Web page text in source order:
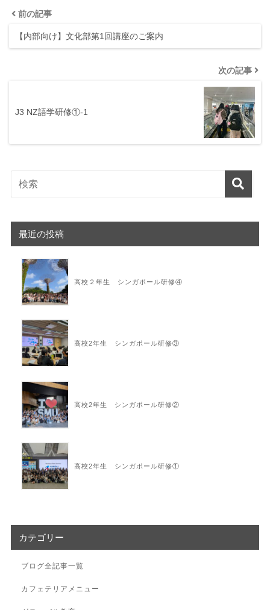
前の記事
【内部向け】文化部第1回講座のご案内
次の記事
J3 NZ語学研修①-1
最近の投稿
高校２年生 シンガポール研修④
高校2年生 シンガポール研修③
高校2年生 シンガポール研修②
高校2年生 シンガポール研修①
カテゴリー
ブログ全記事一覧
カフェテリアメニュー